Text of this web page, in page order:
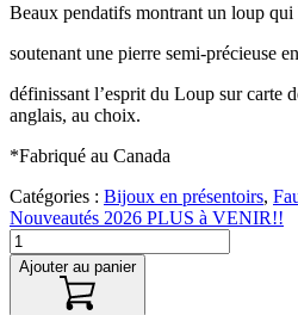
Beaux pendatifs montrant un loup qui
soutenant une pierre semi-précieuse
définissant l’esprit du Loup sur carte
anglais, au choix.
*Fabriqué au Canada
Catégories : Bijoux en présentoirs,
Nouveautés 2026 PLUS à VENIR!!
Ajouter au panier